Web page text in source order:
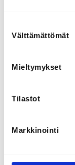
valinta
Välttämättömät
Mieltymykset
Tilastot
Markkinointi
LOCATION
View map
LOCALITY
ADDITIONAL